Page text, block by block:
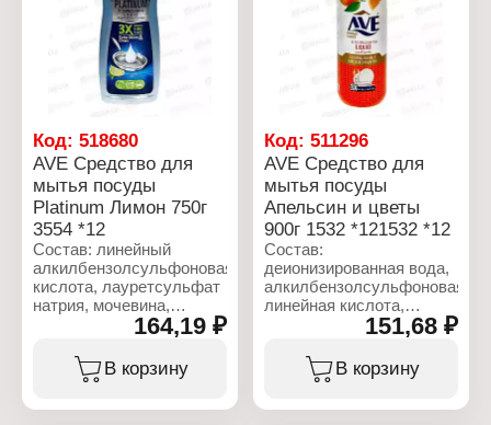
бензизотиазолинона,
этилендиаминтетрауксусная
кислота, синий Cl: 42090
или красный CI: 14720
или желтый CI 47005 и
синий CI 42090
деионизированная вода.
Характеристики:
Бренд: AVE
Тип товара: Средство
для мытья посуды
Название: "Platinum"
Аромат: Лаванда
Форма выпуска: гель
Объем: 750 мл
Код: 518680
AVE Средство для
мытья посуды
Platinum Лимон 750г
3554 *12
Состав: линейный
алкилбензолсульфоновая
кислота, лауретсульфат
натрия, мочевина,
лаурилсульфат натрия,
силикат натрия, хлорид
натрия,
164,19 ₽
В корзину
Код:511296
AVE Средство для
мытья посуды
Апельсин и цветы
900г 1532 *121532 *12
Состав:
деионизированная вода,
алкилбензолсульфоновая
линейная кислота,
Лауретсульфат натрия,
Лаурамина оксид,
151,68 ₽
В корзину